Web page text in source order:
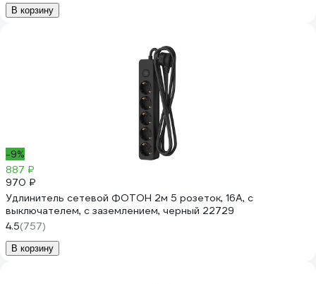
В корзину
-9%
887 ₽
970 ₽
Удлинитель сетевой ФОТОН 2м 5 розеток, 16А, с
выключателем, с заземлением, черный 22729
4.5(757)
В корзину